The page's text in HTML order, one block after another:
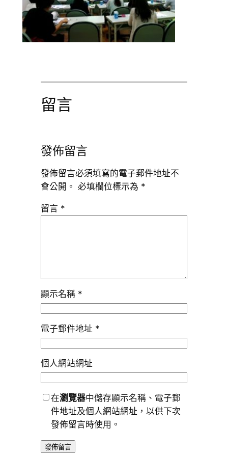
留言
發佈留言
發佈留言必須填寫的電子郵件地址不
會公開。 必填欄位標示為 *
留言 *
顯示名稱 *
電子郵件地址 *
個人網站網址
在瀏覽器中儲存顯示名稱、電子郵
件地址及個人網站網址，以供下次
發佈留言時使用。